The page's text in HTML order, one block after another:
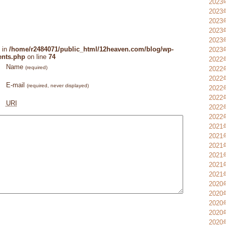
in /home/r2484071/public_html/12heaven.com/blog/wp-
on line 74
Name (required)
E-mail (required, never displayed)
URI
2023
2023
2023
2023
2023
2023
2022
2022
2022
2022
2022
2022
2022
2021
2021
2021
2021
2021
2021
2020
2020
2020
2020
2020